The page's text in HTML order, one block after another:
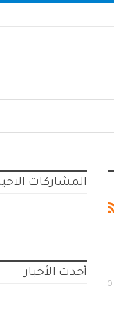
المشاركات
أحدث الأخبار